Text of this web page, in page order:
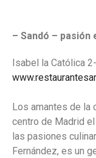
– Sandó – pasión
Isabel la Católica
Los amantes de la
centro de Madrid
las pasiones
Fernández, es un